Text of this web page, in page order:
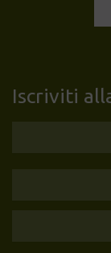
Iscriviti